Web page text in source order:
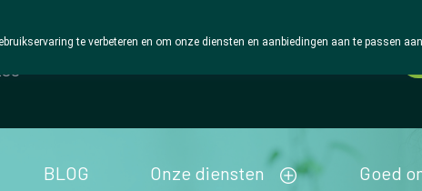
BLOG Onze diensten Goed
te verbeteren en om onze diensten en aanbiedingen aan te passen